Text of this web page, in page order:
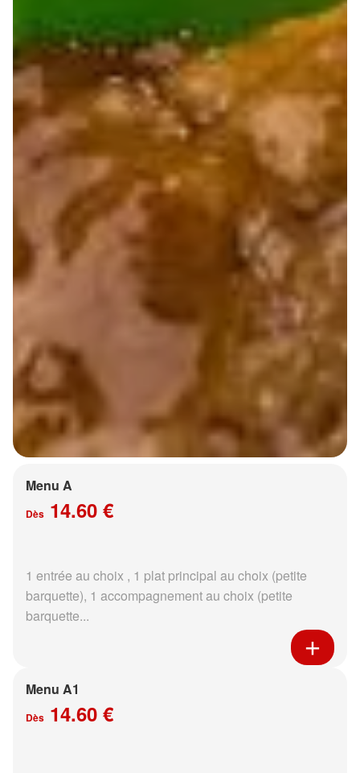
Menu A
Dès 14.60 €
1 entrée au choix , 1 plat principal au choix (petite
barquette), 1 accompagnement au choix (petite
barquette...
Menu A1
Dès 14.60 €